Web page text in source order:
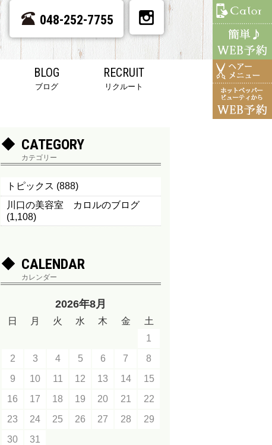
048-252-7755
BLOG
ブログ
RECRUIT
リクルート
CATEGORY
カテゴリー
トピックス (888)
川口の美容室 カロルのブログ
(1,108)
CALENDAR
カレンダー
2026年8月
日 月 火 水 木 金
土
1
2
3 4 5 6 7
8
9
10 11 12 13 14
15
16
17 18 19 20 21
22
23
24 25 26 27 28
29
30
31